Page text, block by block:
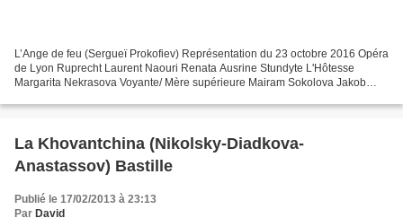
L’Ange de feu (Sergueï Prokofiev) Représentation du 23 octobre 2016 Opéra
de Lyon Ruprecht Laurent Naouri Renata Ausrine Stundyte L'Hôtesse
Margarita Nekrasova Voyante/ Mère supérieure Mairam Sokolova Jakob
La Khovantchina (Nikolsky-Diadkova-
Anastassov) Bastille
Publié le 17/02/2013 à 23:13
Par David